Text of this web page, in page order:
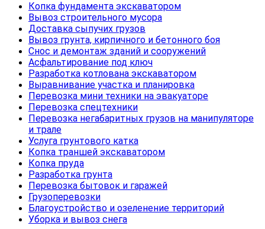
Копка фундамента экскаватором
Вывоз строительного мусора
Доставка сыпучих грузов
Вывоз грунта, кирпичного и бетонного боя
Снос и демонтаж зданий и сооружений
Асфальтирование под ключ
Разработка котлована экскаватором
Выравнивание участка и планировка
Перевозка мини техники на эвакуаторе
Перевозка спецтехники
Перевозка негабаритных грузов на манипуляторе
и трале
Услуга грунтового катка
Копка траншей экскаватором
Копка пруда
Разработка грунта
Перевозка бытовок и гаражей
Грузоперевозки
Благоустройство и озеленение территорий
Уборка и вывоз снега